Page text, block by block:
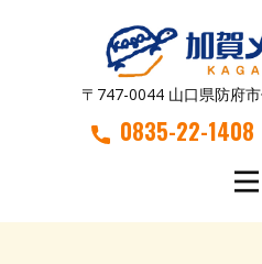
〒747-0044 山口県防府
0835-22-1408